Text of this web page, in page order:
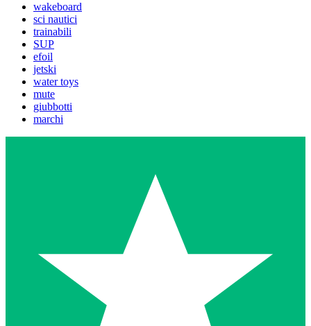
wakeboard
sci nautici
trainabili
SUP
efoil
jetski
water toys
mute
giubbotti
marchi